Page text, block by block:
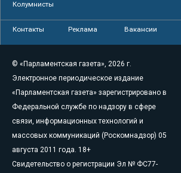
Колумнисты
Контакты Реклама Вакансии
© «Парламентская газета», 2026 г.
Электронное периодическое издание
«Парламентская газета» зарегистрировано в
Федеральной службе по надзору в сфере
связи, информационных технологий и
массовых коммуникаций (Роскомнадзор) 05
августа 2011 года. 18+
Свидетельство о регистрации Эл № ФС77-